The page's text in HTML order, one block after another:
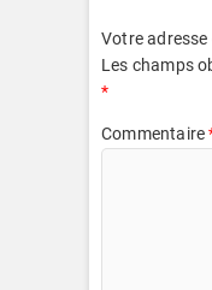
Votre adresse
Les champs
*
Commentaire